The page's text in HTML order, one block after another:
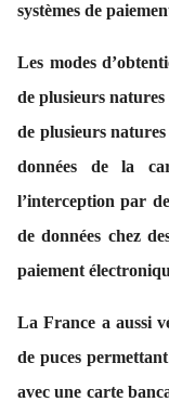
systèmes de
Les modes
de plusieurs
de plusieurs
données de la
l’interception par
de données chez
paiement
La France a aussi
de puces
avec une carte